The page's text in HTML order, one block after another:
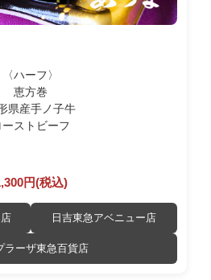
〈ハーフ〉
恵方巻
県産手ノ子牛
ーストビーフ
円(税込)
日吉東急アベニュー店
ラーザ東急百貨店